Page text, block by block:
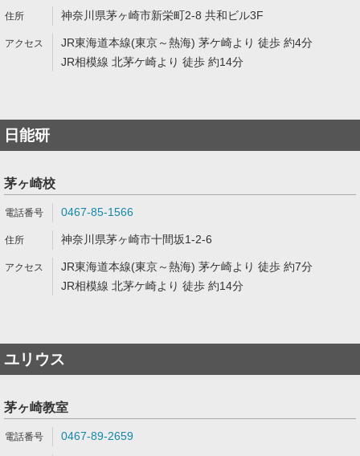
神奈川県茅ヶ崎市新栄町2-8 共和ビル3F
JR東海道本線(東京～熱海) 茅ケ崎より 徒歩 約4分
JR相模線 北茅ケ崎より 徒歩 約14分
日能研
茅ヶ崎校
0467-85-1566
神奈川県茅ヶ崎市十間坂1-2-6
JR東海道本線(東京～熱海) 茅ケ崎より 徒歩 約7分
JR相模線 北茅ケ崎より 徒歩 約14分
ユリウス
茅ヶ崎教室
0467-89-2659